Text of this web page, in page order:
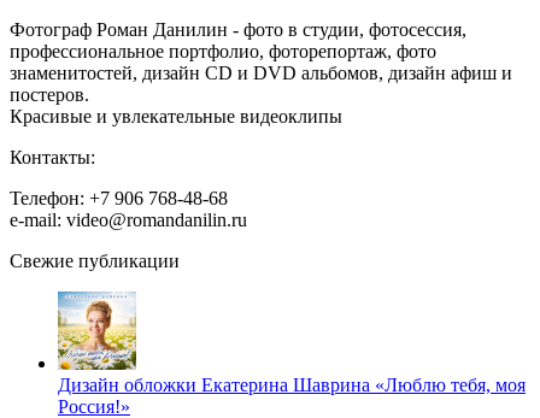
Фотограф Роман Данилин - фото в студии, фотосессия,
профессиональное портфолио, фоторепортаж, фото
знаменитостей, дизайн CD и DVD альбомов, дизайн афиш и
постеров.
Красивые и увлекательные видеоклипы
Контакты:
Телефон: +7 906 768-48-68
e-mail: video@romandanilin.ru
Свежие публикации
Дизайн обложки Екатерина Шаврина «Люблю тебя, моя
Россия!»